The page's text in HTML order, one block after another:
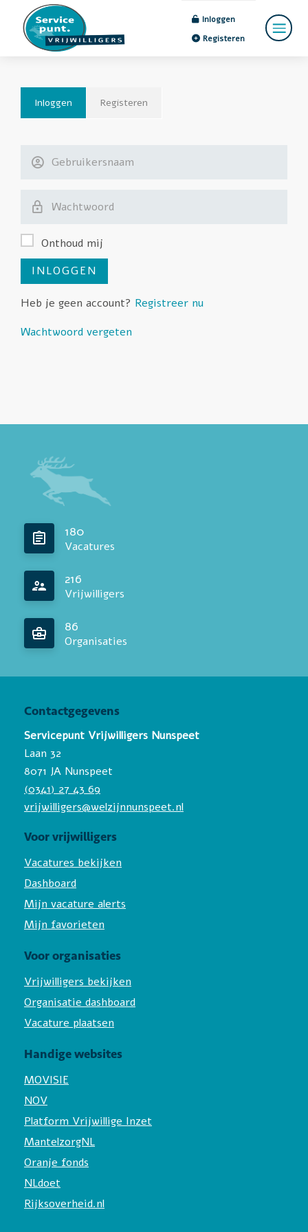
Inloggen
Registeren
Inloggen Registeren
Onthoud mij
Heb je geen account? Registreer nu
Wachtwoord vergeten
180
Vacatures
216
Vrijwilligers
86
Organisaties
Contactgegevens
Servicepunt Vrijwilligers Nunspeet
Laan 32
8071 JA Nunspeet
(0341) 27 43 69
vrijwilligers@welzijnnunspeet.nl
Voor vrijwilligers
Vacatures bekijken
Dashboard
Mijn vacature alerts
Mijn favorieten
Voor organisaties
Vrijwilligers bekijken
Organisatie dashboard
Vacature plaatsen
Handige websites
MOVISIE
NOV
Platform Vrijwillige Inzet
MantelzorgNL
Oranje fonds
NLdoet
Rijksoverheid.nl